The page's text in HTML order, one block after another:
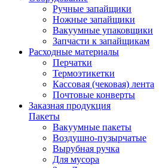
Ручные запайщики
Ножные запайщики
Вакуумные упаковщики
Запчасти к запайщикам
Расходные материалы
Перчатки
Термоэтикетки
Кассовая (чековая) лента
Почтовые конверты
Заказная продукция
Пакеты
Вакуумные пакеты
Воздушно-пузырчатые
Вырубная ручка
Для мусора